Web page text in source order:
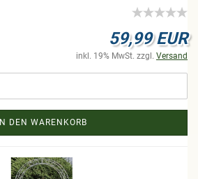
59,99 EUR
inkl. 19% MwSt. zzgl. Versand
IN DEN WARENKORB